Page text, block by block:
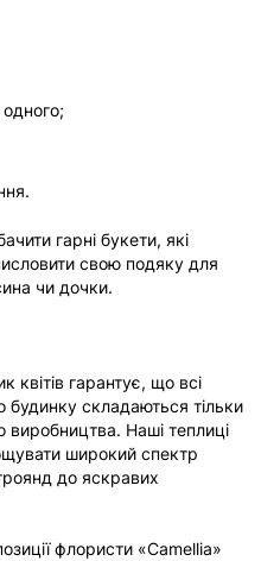
гарні букети, які
свою подяку для
чи дочки.
квітів гарантує, що всі
будинку складаються тільки
виробництва. Наші теплиці
широкий спектр
до яскравих
флористи «Camellia»